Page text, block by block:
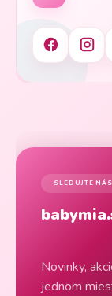
SLEDUJTE NÁS
Novinky,
jednom